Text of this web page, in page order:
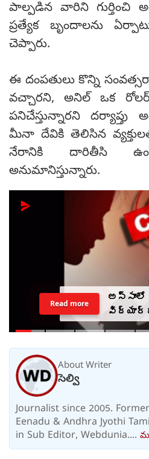
పాల్పడిన వారిని గుర్తించి
ప్రత్యేక బృందాలను
చెప్పారు.
ఈ దంపతులు కొన్ని
వచ్చారని, అనిల్ ఒక రోలర్
పనిచేస్తున్నారని దర్యాప్తు
మీనా దేవికి తెలిసిన
నేరానికి దారితీసి
అనుమానిస్తున్నారు.
Read more
About Writer
సెల్వి
Journalist since 2005.
Eenadu & Andhra Jyothi
in Sub Editor, Webdunia....